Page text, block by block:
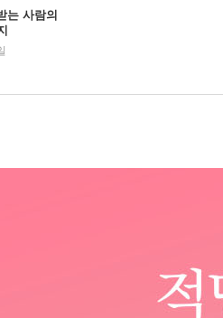
환영받는 사람의 관계 법칙 10
지켜 믿음을 쌓는다
히 자기만족을 위해 일한다
한 장점까지 찾아내 칭찬한다
사람을 넘어 성장하는 사람으로
는 사람의